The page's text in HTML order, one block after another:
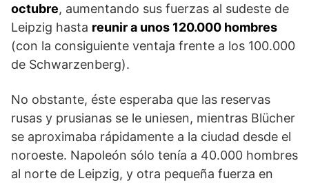
octu­bre, aumentando sus fuerzas al sudeste de
Leipzig hasta reunir a unos 120.000 hombres
(con la consi­guiente ventaja frente a los 100.000
de Schwarzen­berg).
No obstante, éste esperaba que las reservas
rusas y prusianas se le uniesen, mientras Blücher
se aproximaba rápidamente a la ciudad desde el
noro­este. Napoleón sólo tenía a 40.000 hombres
al norte de Leipzig, y otra pequeña fuerza en